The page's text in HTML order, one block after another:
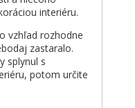
interiéru.
vzhľad rozhodne
zastaralo.
splynul s
potom určite